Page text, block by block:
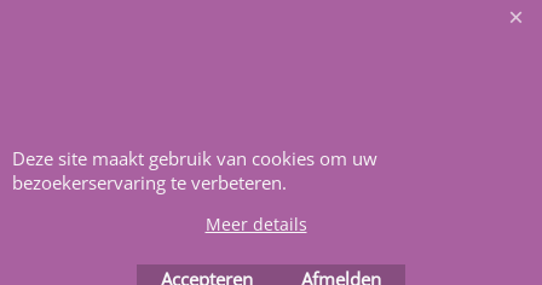
Deze site maakt gebruik van cookies om uw
bezoekerservaring te verbeteren.
Meer details
Accepteren Afmelden